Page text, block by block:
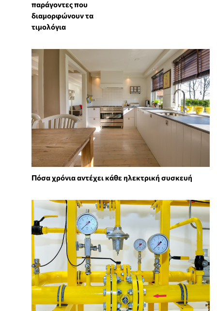
παράγοντες που
διαμορφώνουν τα
τιμολόγια
Πόσα χρόνια αντέχει κάθε ηλεκτρική συσκευή